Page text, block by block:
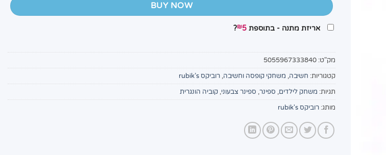
BUY NOW
אריזת מתנה - בתוספת ₪5
?
מק"ט: 5055967333840
קטגוריות: חשיבה, משחקי קופסה וחשיבה, רוביקס rubik’s
תגיות: משחק לילדים, ספינר, ספינר צבעוני, קוביה הונגרית
מותג: רוביקס rubik's